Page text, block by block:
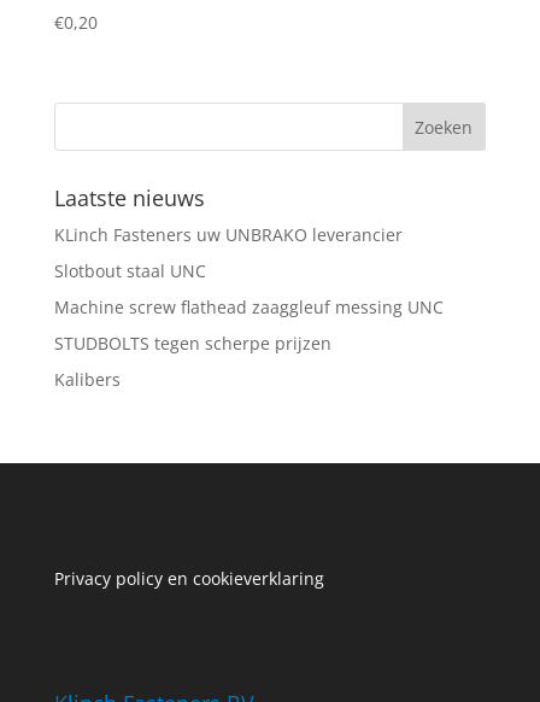
€0,20
Laatste nieuws
KLinch Fasteners uw UNBRAKO leverancier
Slotbout staal UNC
Machine screw flathead zaaggleuf messing UNC
STUDBOLTS tegen scherpe prijzen
Kalibers
Privacy policy en cookieverklaring